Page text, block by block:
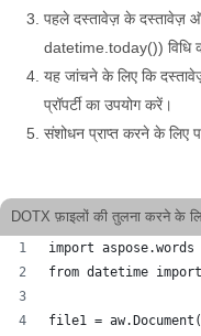
पहले दस्तावेज़ के दस्तावेज़
datetime.today()) विधि
यह जांचने के लिए कि
प्रॉपर्टी का उपयोग करें।
संशोधन प्राप्त करने के लिए
DOTX फ़ाइलों की तुलना करने के
import aspose.words
from datetime
file1 =